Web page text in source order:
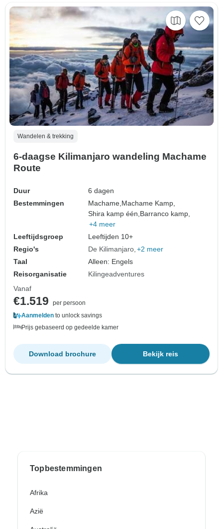
Wandelen & trekking
6-daagse Kilimanjaro wandeling Machame
Route
Duur
6 dagen
Bestemmingen
Machame, Machame Kamp,
Shira kamp één, Barranco kamp,
+4 meer
Leeftijdsgroep
Leeftijden 10+
Regio's
De Kilimanjaro +2 meer
Taal
Alleen: Engels
Reisorganisatie
Kilingeadventures
Vanaf
€1.519
per persoon
Aanmelden to unlock savings
Prijs gebaseerd op gedeelde kamer
Bekijk reis
Download brochure
Topbestemmingen
Afrika
Azië